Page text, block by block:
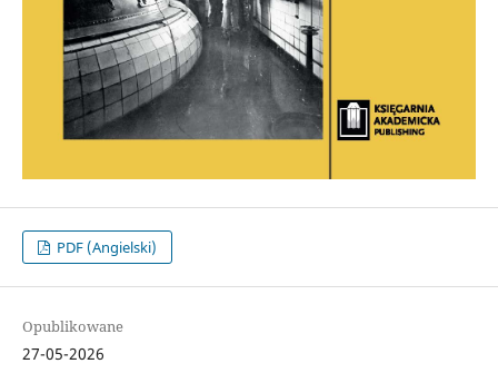
PDF (Angielski)
Opublikowane
27-05-2026